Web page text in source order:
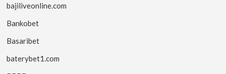
bajiliveonline.com
Bankobet
Basaribet
baterybet1.com